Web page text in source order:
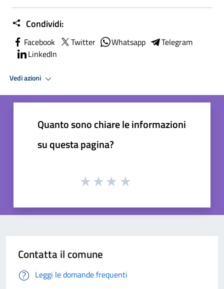
Condividi:
Facebook Twitter Whatsapp
Telegram
LinkedIn
Vedi azioni
Quanto sono chiare le informazioni
su questa pagina?
Contatta il comune
Leggi le domande frequenti